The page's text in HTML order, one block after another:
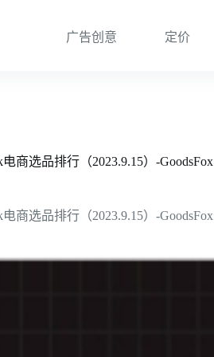
广告创意 定价
商选品排行（2023.9.15）-GoodsFox
商选品排行（2023.9.15）-GoodsFox